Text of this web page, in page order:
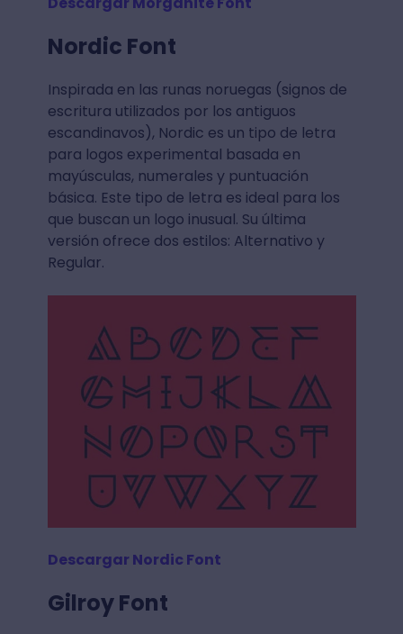
Nordic Font
Inspirada en las runas noruegas (signos de
escritura utilizados por los antiguos
escandinavos), Nordic es un tipo de letra
para logos experimental basada en
mayúsculas, numerales y puntuación
básica. Este tipo de letra es ideal para los
que buscan un logo inusual. Su última
versión ofrece dos estilos: Alternativo y
Regular.
Descargar Nordic Font
Gilroy Font